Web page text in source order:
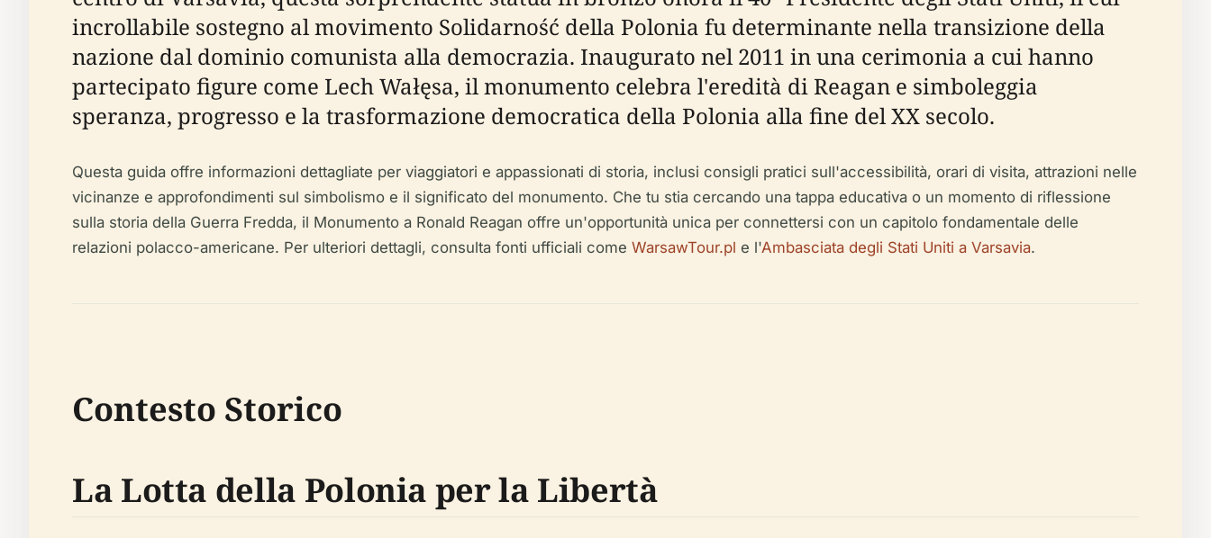
incrollabile sostegno al movimento Solidarność della Polonia fu determinante nella transizione della
nazione dal dominio comunista alla democrazia. Inaugurato nel 2011 in una cerimonia a cui hanno
partecipato figure come Lech Wałęsa, il monumento celebra l'eredità di Reagan e simboleggia
speranza, progresso e la trasformazione democratica della Polonia alla fine del XX secolo.
Questa guida offre informazioni dettagliate per viaggiatori e appassionati di storia, inclusi consigli pratici sull'accessibilità, orari di visita, attrazioni nelle
vicinanze e approfondimenti sul simbolismo e il significato del monumento. Che tu stia cercando una tappa educativa o un momento di riflessione
sulla storia della Guerra Fredda, il Monumento a Ronald Reagan offre un'opportunità unica per connettersi con un capitolo fondamentale delle
relazioni polacco-americane. Per ulteriori dettagli, consulta fonti ufficiali come WarsawTour.pl e l'Ambasciata degli Stati Uniti a Varsavia.
Contesto Storico
La Lotta della Polonia per la Libertà